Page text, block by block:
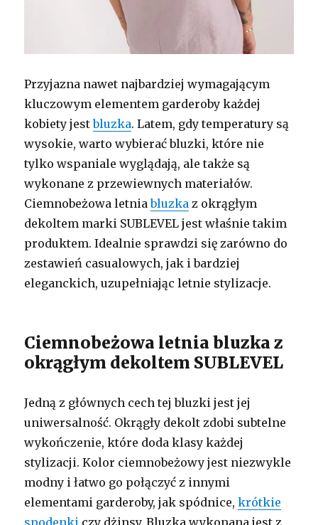
Przyjazna nawet najbardziej wymagającym
kluczowym elementem garderoby każdej
kobiety jestbluzka. Latem, gdy temperatury są
wysokie, warto wybierać bluzki, które nie
tylko wspaniale wyglądają, ale także są
wykonane z przewiewnych materiałów.
Ciemnobeżowa letniabluzka z okrągłym
dekoltem marki SUBLEVEL jest właśnie takim
produktem. Idealnie sprawdzi się zarówno do
zestawień casualowych, jak i bardziej
eleganckich, uzupełniając letnie stylizacje.
Ciemnobeżowa letnia bluzka z
okrągłym dekoltem SUBLEVEL
Jedną z głównych cech tej bluzki jest jej
uniwersalność. Okrągły dekolt zdobi subtelne
wykończenie, które doda klasy każdej
stylizacji. Kolor ciemnobeżowy jest niezwykle
modny i łatwo go połączyć z innymi
elementami garderoby, jak spódnice,krótkie
spodenki czy dżinsy. Bluzka wykonana jest z